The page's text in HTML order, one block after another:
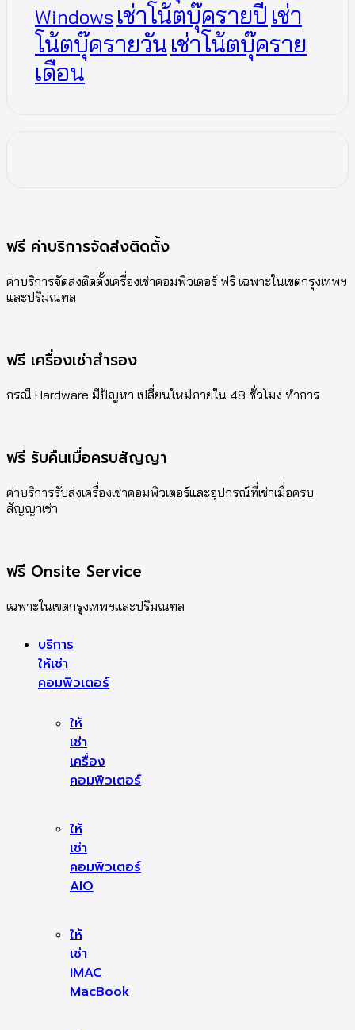
Windows เช่าโน้ตบุ๊ครายปี เช่า
โน้ตบุ๊ครายวันเช่าโน้ตบุ๊คราย
เดือน
ฟรี ค่าบริการจัดส่งติดตั้ง
ค่าบริการจัดส่งติดตั้งเครื่องเช่าคอมพิวเตอร์ ฟรี เฉพาะในเขตกรุงเทพฯ
และปริมณฑล
ฟรี เครื่องเช่าสำรอง
กรณี Hardware มีปัญหา เปลี่ยนใหม่ภายใน 48 ชั่วโมง ทำการ
ฟรี รับคืนเมื่อครบสัญญา
ค่าบริการรับส่งเครื่องเช่าคอมพิวเตอร์และอุปกรณ์ที่เช่าเมื่อครบ
สัญญาเช่า
ฟรี Onsite Service
เฉพาะในเขตกรุงเทพฯและปริมณฑล
บริการ
ให้เช่า
คอมพิวเตอร์
ให้
เช่า
เครื่อง
คอมพิวเตอร์
ให้
เช่า
คอมพิวเตอร์
AIO
ให้
เช่า
iMAC
MacBook